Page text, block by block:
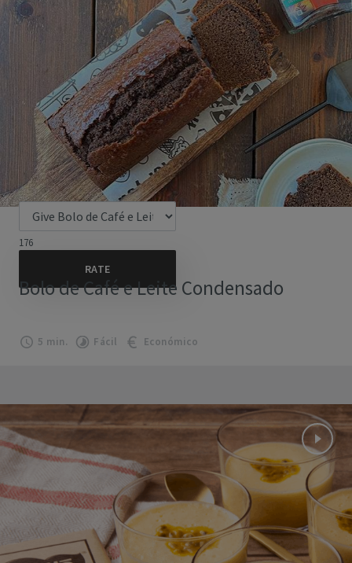
176
Bolo de Café e Leite Condensado
5 min. Fácil Económico